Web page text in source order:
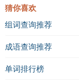
猜你喜欢
组词查询推荐
成语查询推荐
单词排行榜